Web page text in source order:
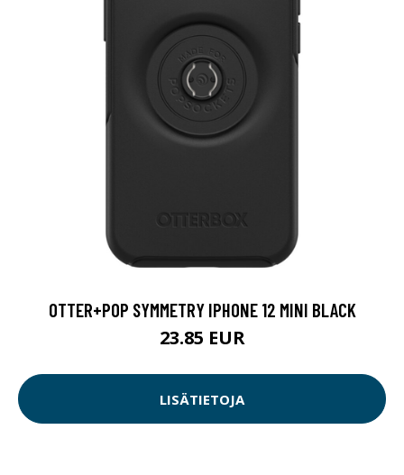
OTTER+POP SYMMETRY IPHONE 12 MINI BLACK
23.85 EUR
LISÄTIETOJA